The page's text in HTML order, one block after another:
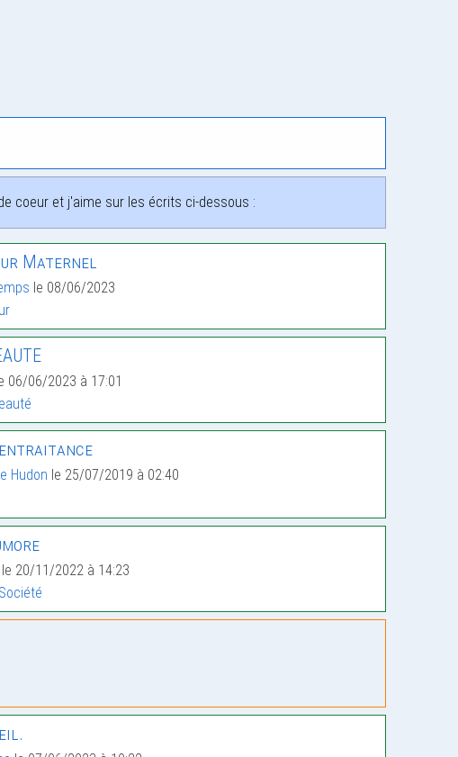
coeur et j'aime sur les écrits ci-dessous :
Maternel
le 08/06/2023
06/06/2023 à 17:01
Hudon le 25/07/2019 à 02:40
le 20/11/2022 à 14:23